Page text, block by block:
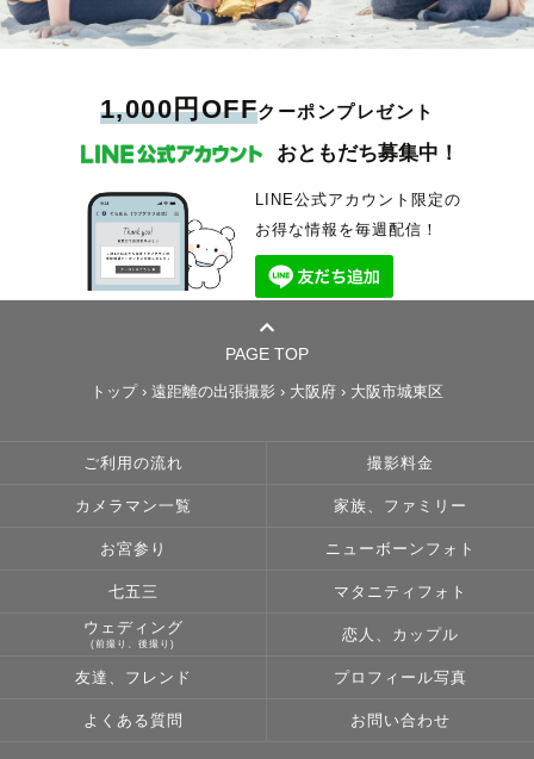
1,000円OFFクーポンプレゼント
おともだち募集中！
LINE公式アカウント限定の
お得な情報を毎週配信！
PAGE TOP
トップ› 遠距離の出張撮影 › 大阪府 › 大阪市城東区
ご利用の流れ 撮影料金
カメラマン一覧 家族、ファミリー
お宮参り ニューボーンフォト
七五三 マタニティフォト
ウェディング
(前撮り、後撮り)
恋人、カップル
友達、フレンド プロフィール写真
よくある質問 お問い合わせ